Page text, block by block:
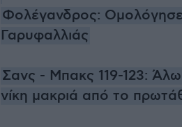
Φολέγανδρος:
Γαρυφαλλιάς
Σανς - Μπακς 119-123:
νίκη μακριά από το